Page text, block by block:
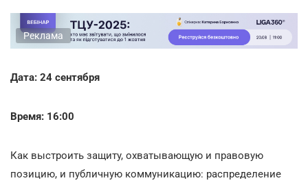
Реклама
Дата: 24 сентября
Время: 16:00
Как выстроить защиту, охватывающую и правовую
позицию, и публичную коммуникацию: распределение